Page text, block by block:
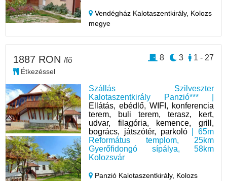
Vendégház Kalotaszentkirály, Kolozs
megye
Szállás Szilveszter
Kalotaszentkirály Panzió*** |
Ellátás, ebédlő, WIFI, konferencia
terem, buli terem, terasz, kert,
udvar, filagória, kemence, grill,
bogrács, játszótér, parkoló| 65m
Református templom, 25km
Gyerőfidongó sípálya, 58km
Kolozsvár
Panzió Kalotaszentkirály, Kolozs
1887 RON /fő
Étkezéssel
1 - 27
3
8